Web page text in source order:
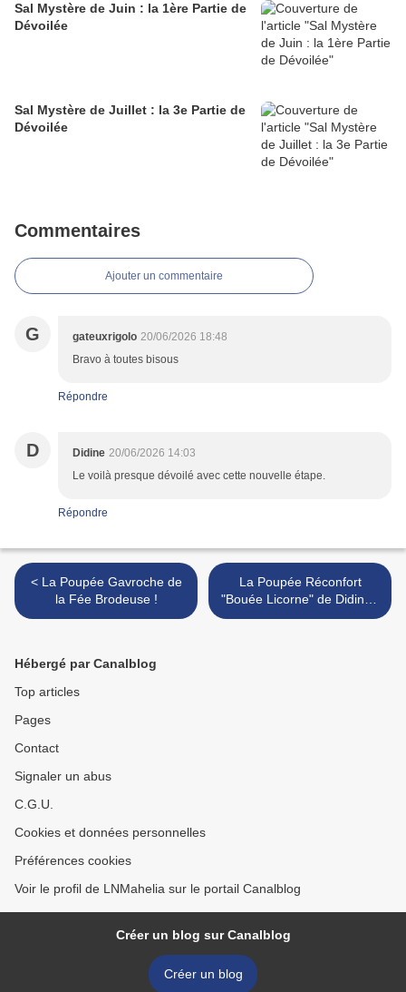
Sal Mystère de Juin : la 1ère Partie de
Dévoilée
Sal Mystère de Juillet : la 3e Partie de
Dévoilée
Commentaires
Ajouter un commentaire
G gateuxrigolo 20/06/2026 18:48
Bravo à toutes bisous
Répondre
D Didine 20/06/2026 14:03
Le voilà presque dévoilé avec cette nouvelle étape.
Répondre
< La Poupée Gavroche de
la Fée Brodeuse !
La Poupée Réconfort
"Bouée Licorne" de Didine !
>
Hébergé par Canalblog
Top articles
Pages
Contact
Signaler un abus
C.G.U.
Cookies et données personnelles
Préférences cookies
Voir le profil de LNMahelia sur le portail Canalblog
Créer un blog sur Canalblog
Créer un blog